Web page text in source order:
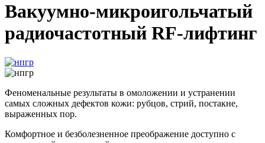
Вакуумно-микроигольчатый
радиочастотный RF-лифтинг
Феноменальные результаты в омоложении и устранении
самых сложных дефектов кожи: рубцов, стрий, постакне,
выраженных пор.
Комфортное и безболезненное преображение доступно с